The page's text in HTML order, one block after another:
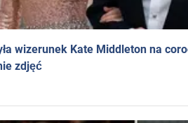
wizerunek Kate Middleton na
zdjęć